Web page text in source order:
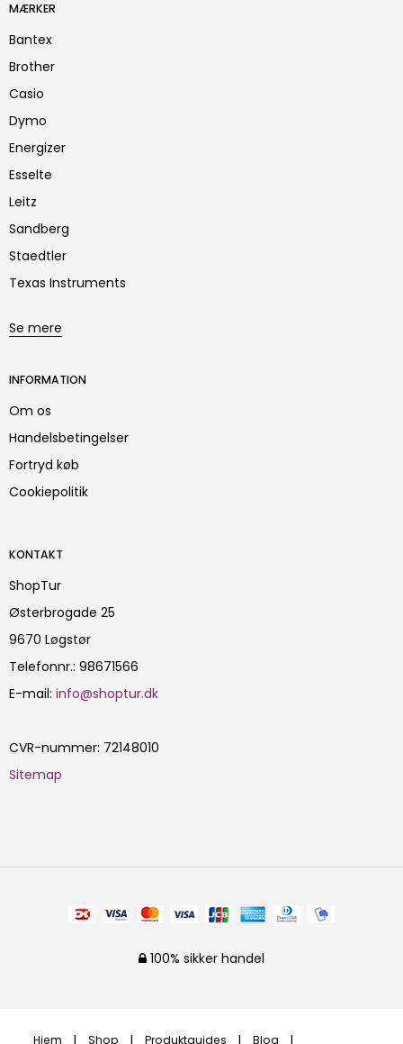
MÆRKER
Bantex
Brother
Casio
Dymo
Energizer
Esselte
Leitz
Sandberg
Staedtler
Texas Instruments
Se mere
INFORMATION
Om os
Handelsbetingelser
Fortryd køb
Cookiepolitik
KONTAKT
ShopTur
Østerbrogade 25
9670 Løgstør
Telefonnr.: 98671566
E-mail: info@shoptur.dk
CVR-nummer: 72148010
Sitemap
100% sikker handel
Hjem Shop Produktguides Blog